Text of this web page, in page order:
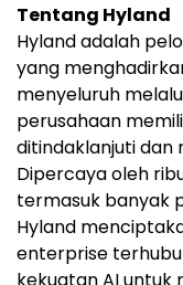
Tentang Hyland
Hyland adalah
yang
menyeluruh
perusahaan
ditindaklanjuti
Dipercaya oleh
termasuk banyak
Hyland
enterprise
kekuatan AI